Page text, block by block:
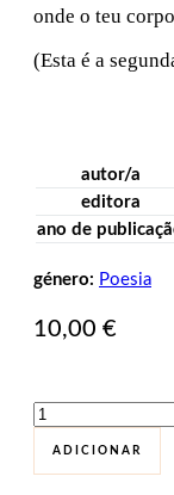
onde o teu
(Esta é a
autor/a
editora
ano de
género: Poesia
10,00 €
Quantidade
de
Livro
Redondo
ADICIONAR